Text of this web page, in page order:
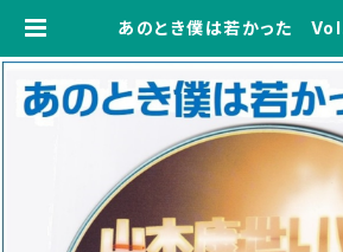
あのとき僕は若かった